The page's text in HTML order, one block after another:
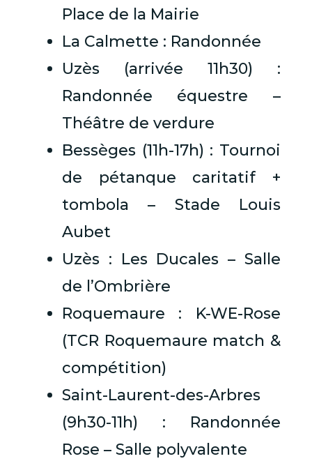
Place de la Mairie
La Calmette : Randonnée
Uzès (arrivée 11h30) :
Randonnée équestre –
Théâtre de verdure
Bessèges (11h-17h) : Tournoi
de pétanque caritatif +
tombola – Stade Louis
Aubet
Uzès : Les Ducales – Salle
de l’Ombrière
Roquemaure : K-WE-Rose
(TCR Roquemaure match &
compétition)
Saint-Laurent-des-Arbres
(9h30-11h) : Randonnée
Rose – Salle polyvalente